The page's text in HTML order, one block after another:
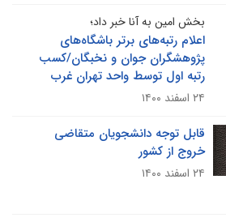
بخش امین به آنا خبر داد؛
اعلام رتبه‌های برتر باشگاه‌های
پژوهشگران جوان و نخبگان/کسب
رتبه اول توسط واحد تهران غرب
قابل توجه دانشجویان متقاضی
خروج از کشور
۲۴ اسفند ۱۴۰۰